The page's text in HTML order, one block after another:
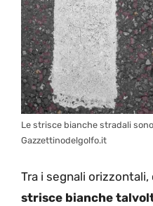
Le strisce bianche stradali
Gazzettinodelgolfo.it
Tra i segnali
strisce bianche